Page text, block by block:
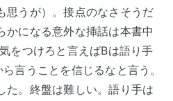
思うが）。接点のなさそうだ
かになる意外な挿話は本書中
をつけろと言えばBは語り手
言うことを信じるなと言う。
た。終盤は難しい。語り手は